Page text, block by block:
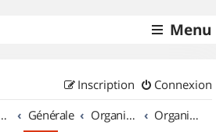
Menu
Connexion
Inscription
forum Générale Organisation de sorties & Recherche de partenaires Organisation de sorties ailleurs